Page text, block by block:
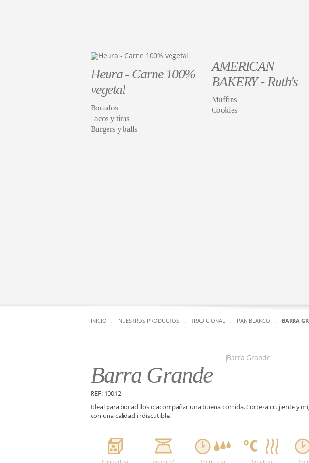
Heura - Carne 100%
vegetal
Bocados
Tacos y tiras
Burgers y balls
AMERICAN
BAKERY - Ruth's
Muffins
Cookies
INICIO NUESTROS PRODUCTOS TRADICIONAL PAN BLANCO BARRA
Barra Grande
REF: 10012
Ideal para bocadillos o acompañar una buena comida. Corteza crujiente y
con una calidad indiscutible.
(unidades) (gramos) (minutos) (grados)